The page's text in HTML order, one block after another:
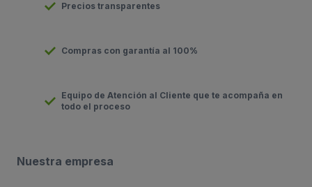
Precios transparentes
Compras con garantía al 100%
Equipo de Atención al Cliente que te acompaña en
todo el proceso
Nuestra empresa